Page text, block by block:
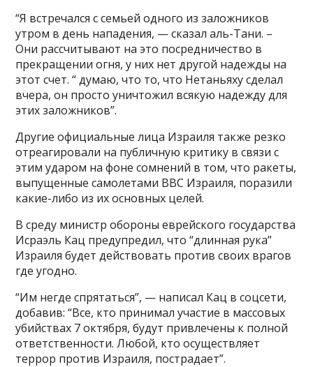
“Я встречался с семьей одного из заложников
утром в день нападения, — сказал аль-Тани. –
Они рассчитывают на это посредничество в
прекращении огня, у них нет другой надежды на
этот счет. “ думаю, что то, что Нетаньяху сделал
вчера, он просто уничтожил всякую надежду для
этих заложников”.
Другие официальные лица Израиля также резко
отреагировали на публичную критику в связи с
этим ударом на фоне сомнений в том, что ракеты,
выпущенные самолетами ВВС Израиля, поразили
какие-либо из их основных целей.
В среду министр обороны еврейского государства
Исраэль Кац предупредил, что “длинная рука”
Израиля будет действовать против своих врагов
где угодно.
“Им негде спрятаться”, — написал Кац в соцсети,
добавив: “Все, кто принимал участие в массовых
убийствах 7 октября, будут привлечены к полной
ответственности. Любой, кто осуществляет
террор против Израиля, пострадает”.